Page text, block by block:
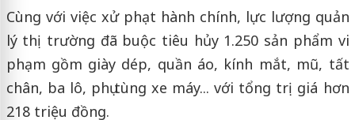
Cùng với việc xử phạt hành chính, lực lượng quản
lý thị trường đã buộc tiêu hủy 1.250 sản phẩm vi
phạm gồm giày dép, quần áo, kính mắt, mũ, tất
chân, ba lô, phụ tùng xe máy... với tổng trị giá hơn
218 triệu đồng.